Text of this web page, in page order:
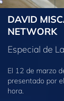
DAVID
NETWORK
Especial de
El 12 de marzo
presentado por
hora.